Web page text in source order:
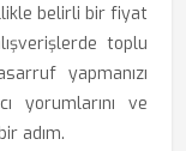
belirli bir fiyat
toplu
yapmanızı
yorumlarını ve
adım.